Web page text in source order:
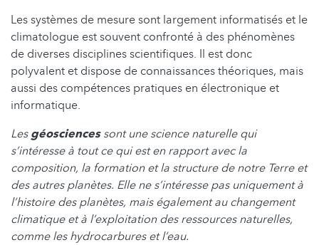
Les systèmes de mesure sont largement informatisés et le
climatologue est souvent confronté à des phénomènes
de diverses disciplines scientifiques. Il est donc
polyvalent et dispose de connaissances théoriques, mais
aussi des compétences pratiques en électronique et
informatique.
Lesgéosciencessont une science naturelle qui
s’intéresse à tout ce qui est en rapport avec la
composition, la formation et la structure de notre Terre et
des autres planètes. Elle ne s’intéresse pas uniquement à
l’histoire des planètes, mais également au changement
climatique et à l’exploitation des ressources naturelles,
comme les hydrocarbures et l’eau.